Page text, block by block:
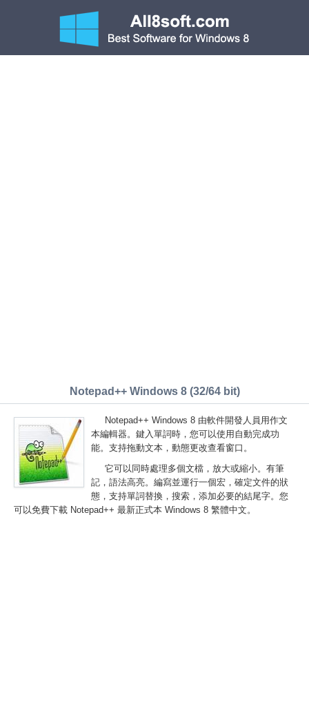
Notepad++ Windows 8 (32/64 bit)
Notepad++ Windows 8 由軟件開發人員用作文
本編輯器。鍵入單詞時，您可以使用自動完成功
能。支持拖動文本，動態更改查看窗口。
它可以同時處理多個文檔，放大或縮小。有筆
記，語法高亮。編寫並運行一個宏，確定文件的狀
態，支持單詞替換，搜索，添加必要的結尾字。您
可以免費下載 Notepad++ 最新正式本 Windows 8 繁體中文。